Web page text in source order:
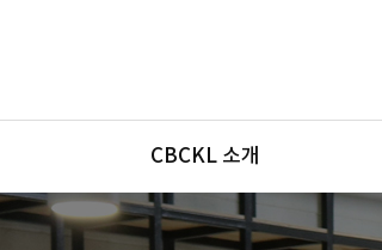
메뉴
CBCKL 소개